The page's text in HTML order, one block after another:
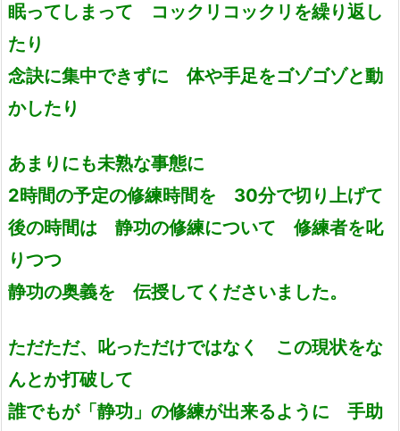
眠ってしまって コックリコックリを繰り返し
たり
念訣に集中できずに 体や手足をゴゾゴゾと動
かしたり
あまりにも未熟な事態に
2時間の予定の修練時間を 30分で切り上げて
後の時間は 静功の修練について 修練者を叱
りつつ
静功の奥義を 伝授してくださいました。
ただただ、叱っただけではなく この現状をな
んとか打破して
誰でもが「静功」の修練が出来るように 手助